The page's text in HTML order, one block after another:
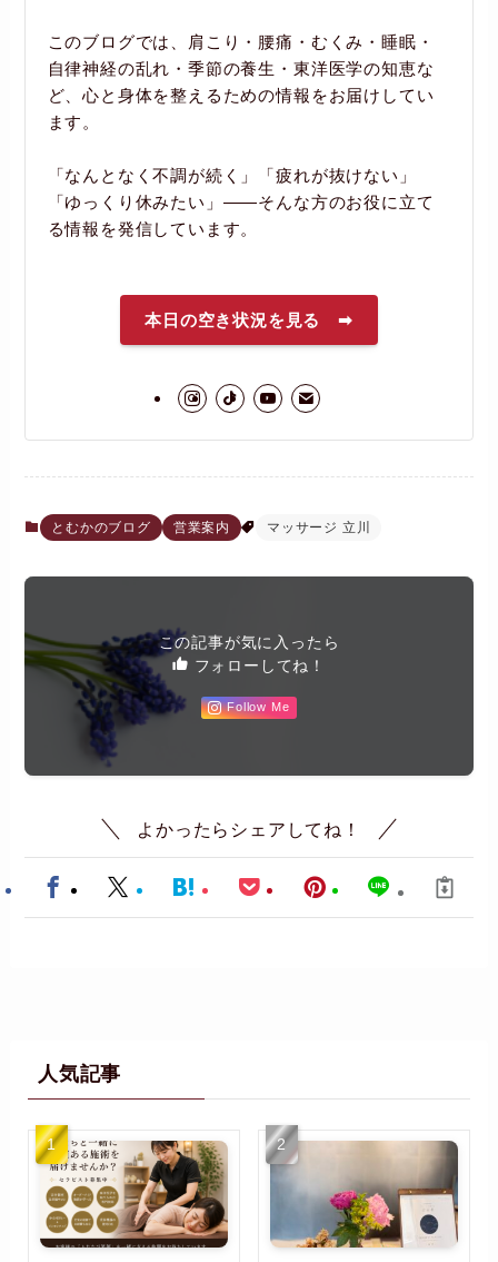
このブログでは、肩こり・腰痛・むくみ・睡眠・
自律神経の乱れ・季節の養生・東洋医学の知恵な
ど、心と身体を整えるための情報をお届けしてい
ます。
「なんとなく不調が続く」「疲れが抜けない」
「ゆっくり休みたい」――そんな方のお役に立て
る情報を発信しています。
本日の空き状況を見る ➡
とむかのブログ 営業案内 マッサージ 立川
この記事が気に入ったら
フォローしてね！
Follow Me
よかったらシェアしてね！
人気記事